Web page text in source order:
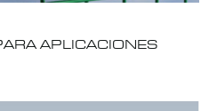
APLICACIONES